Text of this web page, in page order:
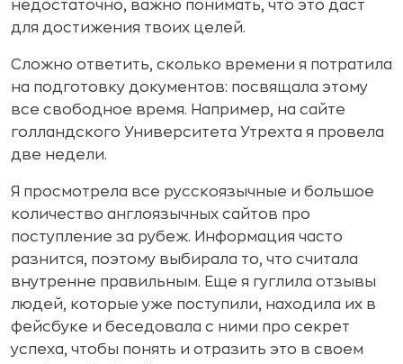
недостаточно, важно понимать, что это даст
для достижения твоих целей.
Сложно ответить, сколько времени я потратила
на подготовку документов: посвящала этому
все свободное время. Например, на сайте
голландского Университета Утрехта я провела
две недели.
Я просмотрела все русскоязычные и большое
количество англоязычных сайтов про
поступление за рубеж. Информация часто
разнится, поэтому выбирала то, что считала
внутренне правильным. Еще я гуглила отзывы
людей, которые уже поступили, находила их в
фейсбуке и беседовала с ними про секрет
успеха, чтобы понять и отразить это в своем